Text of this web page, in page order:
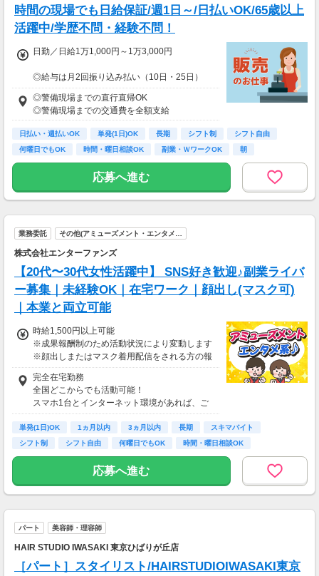
時間の現場でも日給保証/週1日～/日払いOK/65歳以上
活躍中/学歴不問・経験不問！
日勤／日給1万1,000円～1万3,000円
◎給与は月2回振り込み払い（10日・25日）
◎日払い制度の利用も可能（規定あり）
◎有資格者は日給+2,000円（一般路線は+1,000
円）
◎資格取得費用は当社全額負担
※65歳以上の方は下記給与になります
65～69歳：日勤／日給1万800円
70～79歳：日勤／日給1万500円
◎警備現場までの直行直帰OK
◎警備現場までの交通費を全額支給
日払い・週払いOK 単発(1日)OK 長期 シフト制
シフト自由
何曜日でもOK
時間・曜日相談OK 副業・ＷワークOK 朝
応募へ進む
業務委託 その他(アミューズメント・エンタメ…
株式会社エンターファンズ
【20代〜30代女性活躍中】 SNS好き歓迎♪副業ライバ
ー募集｜未経験OK｜在宅ワーク｜顔出し(マスク可)
｜本業と両立可能
時給1,500円以上可能
※成果報酬制のため活動状況により変動します
※顔出しまたはマスク着用配信をされる方の報
酬基準となります
【収入例】
■事務職Aさん（週3日・月50時間程度）
月収8万円～15万円
月収15万円～25万円
■主婦Cさん（月100時間程度）
月収20万円以上
現在活躍中のライバーの多くは会社員や主婦の
方。
本業や家庭と両立しながら副業として活動され
ています。
完全在宅勤務
全国どこからでも活動可能！
スマホ1台とインターネット環境があれば、ご
自宅からスタートできます。
通勤時間ゼロだから、本業やプライベートとの
両立もラクラク♪
単発(1日)OK 1ヵ月以内 3ヵ月以内 長期
スキマバイト
シフト制
シフト自由 何曜日でもOK 時間・曜日相談OK
応募へ進む
パート 美容師・理容師
HAIR STUDIO IWASAKI 東京ひばりが丘店
［パート］スタイリスト/HAIRSTUDIOIWASAKI東京